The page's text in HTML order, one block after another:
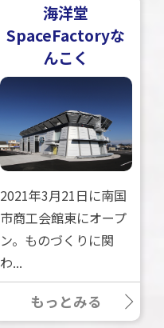
海洋堂
SpaceFactoryな
んこく
2021年3月21日に南国
市商工会館東にオープ
ン。ものづくりに関
わ...
もっとみる